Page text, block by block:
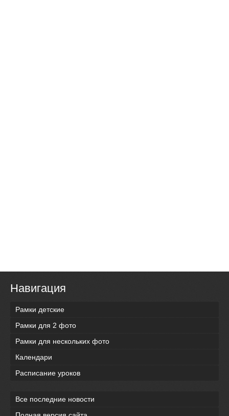
Навигация
Рамки детские
Рамки для 2 фото
Рамки для нескольких фото
Календари
Расписание уроков
Все последние новости